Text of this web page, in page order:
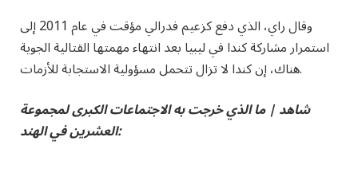
وقال راي، الذي دفع كزعيم فدرالي مؤقت في عام 2011 إلى
استمرار مشاركة كندا في ليبيا بعد انتهاء مهمتها القتالية الجوية
هناك، إن كندا لا تزال تتحمل مسؤولية الاستجابة للأزمات.
شاهد | ما الذي خرجت به الاجتماعات الكبرى لمجموعة
العشرين في الهند: